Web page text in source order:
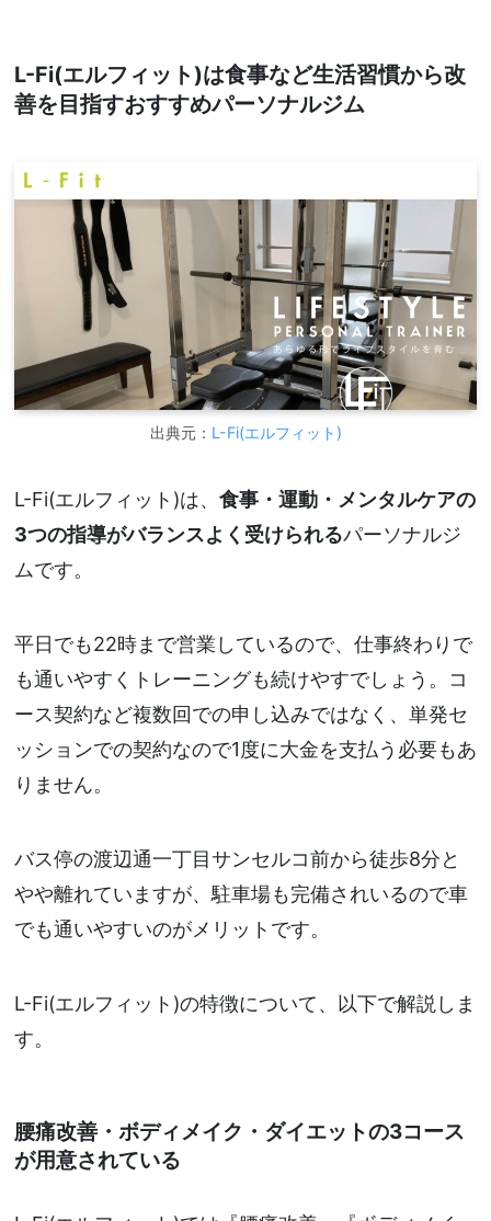
L-Fi(エルフィット)は食事など生活習慣から改
善を目指すおすすめパーソナルジム
出典元： L-Fi(エルフィット)
L-Fi(エルフィット)は、 食事・運動・メンタルケアの
3つの指導がバランスよく受けられるパーソナルジ
ムです。
平日でも22時まで営業しているので、仕事終わりで
も通いやすくトレーニングも続けやすでしょう。コ
ース契約など複数回での申し込みではなく、単発セ
ッションでの契約なので1度に大金を支払う必要もあ
りません。
バス停の渡辺通一丁目サンセルコ前から徒歩8分と
やや離れていますが、駐車場も完備されいるので車
でも通いやすいのがメリットです。
L-Fi(エルフィット)の特徴について、以下で解説しま
す。
腰痛改善・ボディメイク・ダイエットの3コース
が用意されている